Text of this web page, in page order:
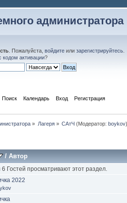
администратора
. Пожалуйста, войдите или зарегистрируйтесь
кодом активации?
Поиск Календарь Вход Регистрация
» Лагеря» САтЧ(Модератор: boykov)
/Автор
Гостей просматривают этот раздел.
2022